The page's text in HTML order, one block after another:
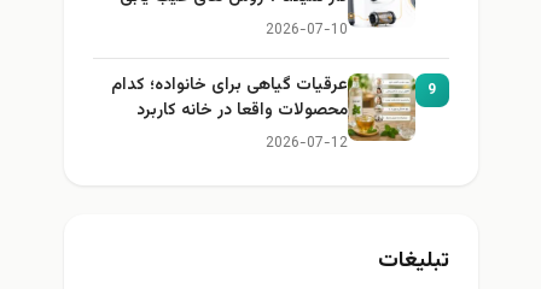
2026-07-10
9
عرقیات گیاهی برای خانواده؛ کدام
محصولات واقعا در خانه کاربرد
دارند؟
2026-07-12
تبلیغات